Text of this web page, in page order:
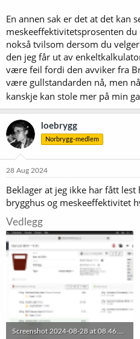
En annen sak er det at det kan
meskeeffektivitetsprosenten
nokså tvilsom dersom du
den jeg får ut av
være feil fordi den avviker fra
være gullstandarden nå, men
kanskje kan stole mer på min
loebrygg
Norbrygg-medlem
28 Aug 2024
Beklager at jeg ikke har fått
brygghus og meskeeffektivitet
Vedlegg